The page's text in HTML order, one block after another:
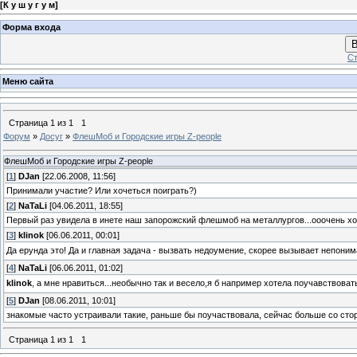
[К у ш у г у м]
Форма входа
Меню сайта
Страница 1 из 1
1
Форум » Досуг » ФлешМоб и Городские игры Z-people
ФлешМоб и Городские игры Z-people
[1 ] DJan [22.06.2008, 11:56]
Принимали участие? Или хочеться поиграть?)
[2] NaTaLi [04.06.2011, 18:55]
Первый раз увидела в инете наш запорожский флешмоб на металлургов...ооочень
[3] klinok [06.06.2011, 00:01]
Да ерунда это! Да и главная задача - вызвать недоумение, скорее вызывает
[4] NaTaLi [06.06.2011, 01:02]
klinok , а мне нравиться...необычно так и весело,я б например хотела
[5] DJan [08.06.2011, 10:01]
знакомые часто устраивали такие, раньше бы поучаствовала, сейчас больше со
Страница 1 из 1 1